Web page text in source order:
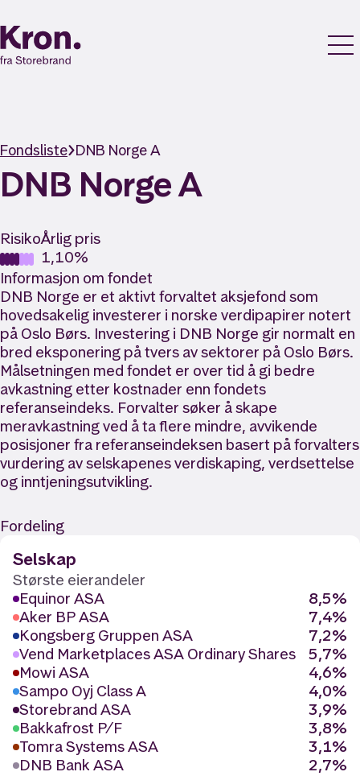
Fondsliste DNB Norge A
DNB Norge A
RisikoÅrlig pris
1,10%
Informasjon om fondet
DNB Norge er et aktivt forvaltet aksjefond som
hovedsakelig investerer i norske verdipapirer notert
på Oslo Børs. Investering i DNB Norge gir normalt en
bred eksponering på tvers av sektorer på Oslo Børs.
Målsetningen med fondet er over tid å gi bedre
avkastning etter kostnader enn fondets
referanseindeks. Forvalter søker å skape
meravkastning ved å ta flere mindre, avvikende
posisjoner fra referanseindeksen basert på forvalters
vurdering av selskapenes verdiskaping, verdsettelse
og inntjeningsutvikling.
Fordeling
Selskap
Største eierandeler
Equinor ASA
8,5%
Aker BP ASA
7,4%
Kongsberg Gruppen ASA
7,2%
Vend Marketplaces ASA Ordinary Shares
5,7%
Mowi ASA
4,6%
Sampo Oyj Class A
4,0%
Storebrand ASA
3,9%
Bakkafrost P/F
3,8%
Tomra Systems ASA
3,1%
DNB Bank ASA
2,7%